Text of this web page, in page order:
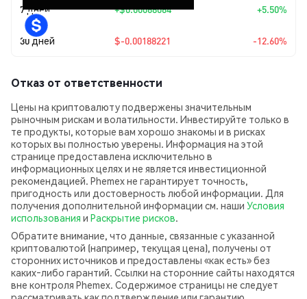
7 дней +$0.00068064 +5.50%
30 дней $-0.00188221 -12.60%
Отказ от ответственности
Цены на криптовалюту подвержены значительным
рыночным рискам и волатильности. Инвестируйте только в
те продукты, которые вам хорошо знакомы и в рисках
которых вы полностью уверены. Информация на этой
странице предоставлена исключительно в
информационных целях и не является инвестиционной
рекомендацией. Phemex не гарантирует точность,
пригодность или достоверность любой информации. Для
получения дополнительной информации см. наши Условия
использования и Раскрытие рисков.
Обратите внимание, что данные, связанные с указанной
криптовалютой (например, текущая цена), получены от
сторонних источников и предоставлены «как есть» без
каких‑либо гарантий. Ссылки на сторонние сайты находятся
вне контроля Phemex. Содержимое страницы не следует